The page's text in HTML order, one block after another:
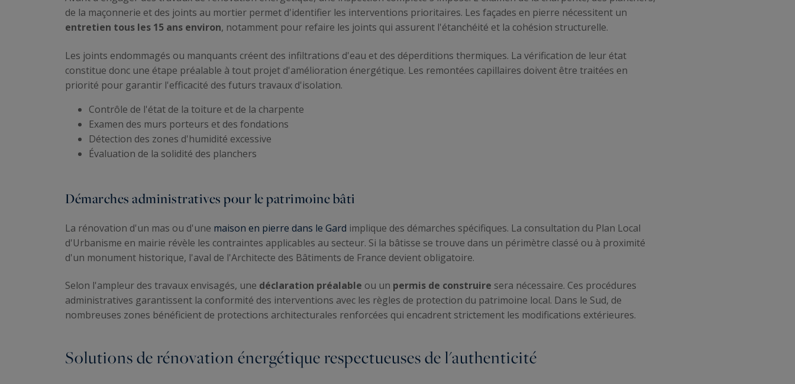
de la maçonnerie et des joints au mortier permet d'identifier les interventions prioritaires. Les façades en pierre nécessitent un
entretien tous les 15 ans environ, notamment pour refaire les joints qui assurent l'étanchéité et la cohésion structurelle.
Les joints endommagés ou manquants créent des infiltrations d'eau et des déperditions thermiques. La vérification de leur état
constitue donc une étape préalable à tout projet d'amélioration énergétique. Les remontées capillaires doivent être traitées en
priorité pour garantir l'efficacité des futurs travaux d'isolation.
Contrôle de l'état de la toiture et de la charpente
Examen des murs porteurs et des fondations
Détection des zones d'humidité excessive
Évaluation de la solidité des planchers
Démarches administratives pour le patrimoine bâti
La rénovation d'un mas ou d'une maison en pierre dans le Gard implique des démarches spécifiques. La consultation du Plan Local
d'Urbanisme en mairie révèle les contraintes applicables au secteur. Si la bâtisse se trouve dans un périmètre classé ou à proximité
d'un monument historique, l'aval de l'Architecte des Bâtiments de France devient obligatoire.
Selon l'ampleur des travaux envisagés, une déclaration préalable ou un permis de construire sera nécessaire. Ces procédures
administratives garantissent la conformité des interventions avec les règles de protection du patrimoine local. Dans le Sud, de
nombreuses zones bénéficient de protections architecturales renforcées qui encadrent strictement les modifications extérieures.
Solutions de rénovation énergétique respectueuses de l'authenticité